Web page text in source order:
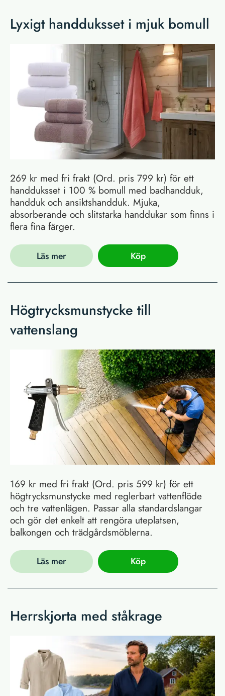
Lyxigt handduksset i mjuk bomull
269 kr med fri frakt (Ord. pris 799 kr) för ett
handduksset i 100 % bomull med badhandduk,
handduk och ansiktshandduk. Mjuka,
absorberande och slitstarka handdukar som finns i
flera fina färger.
Läs mer Köp
Högtrycksmunstycke till
vattenslang
169 kr med fri frakt (Ord. pris 599 kr) för ett
högtrycksmunstycke med reglerbart vattenflöde
och tre vattenlägen. Passar alla standardslangar
och gör det enkelt att rengöra uteplatsen,
balkongen och trädgårdsmöblerna.
Läs mer Köp
Herrskjorta med ståkrage